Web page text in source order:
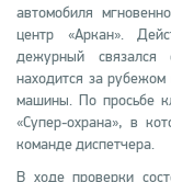
автомобиля
центр «Аркан».
дежурный связался
находится за рубежом
машины. По просьбе
«Супер-охрана», в
команде диспетчера.
В ходе проверки